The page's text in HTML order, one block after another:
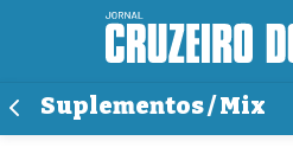
Suplementos / Mix